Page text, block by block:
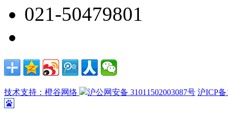
021-50479801
技术支持：橙谷网络 沪公网安备 31011502003087号 沪ICP备